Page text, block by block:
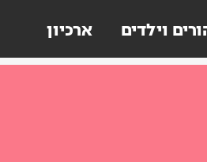
וילדים ארכיון